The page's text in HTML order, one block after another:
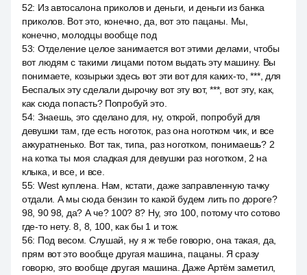
52: Из автосалона приколов и деньги, и деньги из банка
приколов. Вот это, конечно, да, вот это пацаны. Мы,
конечно, молодцы вообще под
53: Отделение целое занимается вот этими делами, чтобы
вот людям с такими лицами потом выдать эту машину. Вы
понимаете, козырьки здесь вот эти вот для каких-то, ***, для
Беспалых эту сделали дырочку вот эту вот, ***, вот эту, как,
как сюда попасть? Попробуй это.
54: Знаешь, это сделано для, ну, открой, попробуй для
девушки там, где есть ноготок, раз она ноготком чик, и все
аккуратненько. Вот так, типа, раз ноготком, понимаешь? 2
на котка ты моя сладкая для девушки раз ноготком, 2 на
клыка, и все, и все.
55: West куплена. Нам, кстати, даже заправленную тачку
отдали. А мы сюда бензин то какой будем лить по дороге?
98, 90 98, да? А че? 100? 8? Ну, это 100, потому что сотово
где-то нету. 8, 8, 100, как бы 1 и тож.
56: Под весом. Слушай, ну я ж тебе говорю, она такая, да,
прям вот это вообще другая машина, пацаны. Я сразу
говорю, это вообще другая машина. Даже Артём заметил,